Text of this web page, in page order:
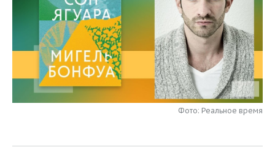
НЕФТЬ
ОПК
ЭНЕРГЕТИКА
РОЗНИЧНАЯ ТОРГОВЛЯ
ТРАНСПОРТ
УСЛУГИ
НОВОСТИ ТЕХНОЛОГИЙ
МЕДИА
ТЕЛЕКОММУНИКАЦИИ
МЕРОПРИЯТИЯ
НОВОСТИ МЕРОПРИЯТИЙ
ВЫЕЗДНАЯ РЕДАКЦИЯ
БИЗНЕС-БРАНЧИ
СПОРТ
НОВОСТИ СПОРТА
ФУТБОЛ
ОБЩЕСТВО
НОВОСТИ ОБЩЕСТВА
ФОТОГАЛЕРЕЯ
Фото: Реальное время